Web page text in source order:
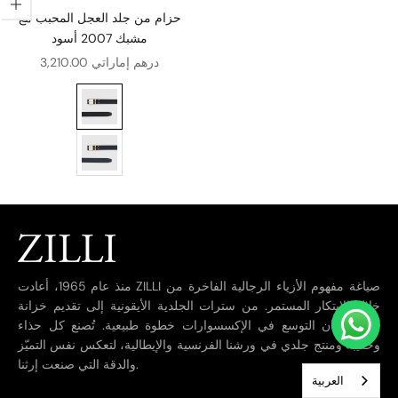
اختيار الخيارات
حزام من جلد العجل المحبب مع
مشبك 2007 أسود
سعر البيع 3,210.00 درهم إماراتي
منذ عام 1965، أعادت ZILLI صياغة مفهوم الأزياء الرجالية الفاخرة من
خلال الابتكار المستمر. من سترات الجلدية الأيقونية إلى تقديم خزانة
كاملة، كان التوسع في الإكسسوارات خطوة طبيعية. تُصنع كل حذاء
وحقيبة ومنتج جلدي في ورشنا الفرنسية والإيطالية، لتعكس نفس التميّز
والدقة التي صنعت إرثنا.
العربية‏